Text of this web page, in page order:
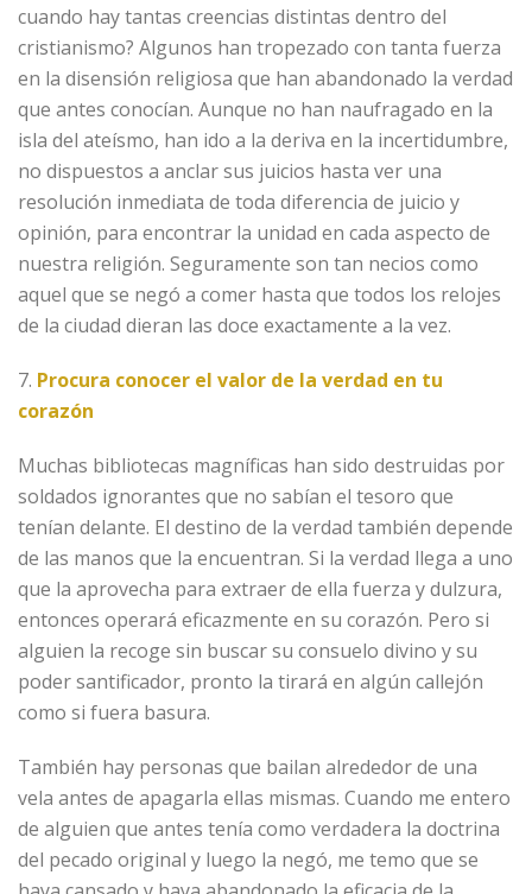
cuando hay tantas creencias distintas dentro del
cristianismo? Algunos han tropezado con tanta fuerza
en la disensión religiosa que han abandonado la verdad
que antes conocían. Aunque no han naufragado en la
isla del ateísmo, han ido a la deriva en la incertidumbre,
no dispuestos a anclar sus juicios hasta ver una
resolución inmediata de toda diferencia de juicio y
opinión, para encontrar la unidad en cada aspecto de
nuestra religión. Seguramente son tan necios como
aquel que se negó a comer hasta que todos los relojes
de la ciudad dieran las doce exactamente a la vez.
7. Procura conocer el valor de la verdad en tu
corazón
Muchas bibliotecas magníficas han sido destruidas por
soldados ignorantes que no sabían el tesoro que
tenían delante. El destino de la verdad también depende
de las manos que la encuentran. Si la verdad llega a uno
que la aprovecha para extraer de ella fuerza y dulzura,
entonces operará eficazmente en su corazón. Pero si
alguien la recoge sin buscar su consuelo divino y su
poder santificador, pronto la tirará en algún callejón
como si fuera basura.
También hay personas que bailan alrededor de una
vela antes de apagarla ellas mismas. Cuando me entero
de alguien que antes tenía como verdadera la doctrina
del pecado original y luego la negó, me temo que se